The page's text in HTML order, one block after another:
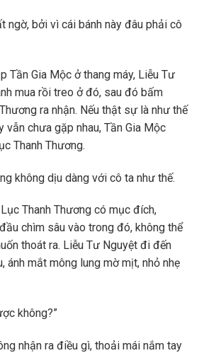
ngờ, bởi vì cái bánh này đâu phải cô
Tần Gia Mộc ở thang máy, Liễu Tư
mua rồi treo ở đó, sau đó bấm
ra nhận. Nếu thật sự là như thế
vẫn chưa gặp nhau, Tần Gia Mộc
Thanh Thương.
không dịu dàng với cô ta như thế.
Thanh Thương có mục đích,
chìm sâu vào trong đó, không thể
thoát ra. Liễu Tư Nguyệt đi đến
ánh mắt mông lung mờ mịt, nhỏ nhẹ
không?”
nhận ra điều gì, thoải mái nắm tay